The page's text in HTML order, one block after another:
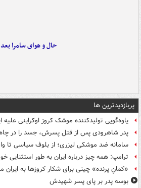
حال و هوای سامرا بعد
پربازدیدترین ها
یاوه‌گویی تولیدکننده موشک کروز اوکراینی علیه
پدر شاهرودی پس از قتل پسرش، جسد را در
سامانه ضد موشکی لیزری؛ از بلوف سیاسی تا
ترامپ: همه چیز درباره ایران به طور
«کمانِ پرنده» چینی برای شکار کروزها به ایران
بوسه‌ پدر بر پای پسر شهیدش